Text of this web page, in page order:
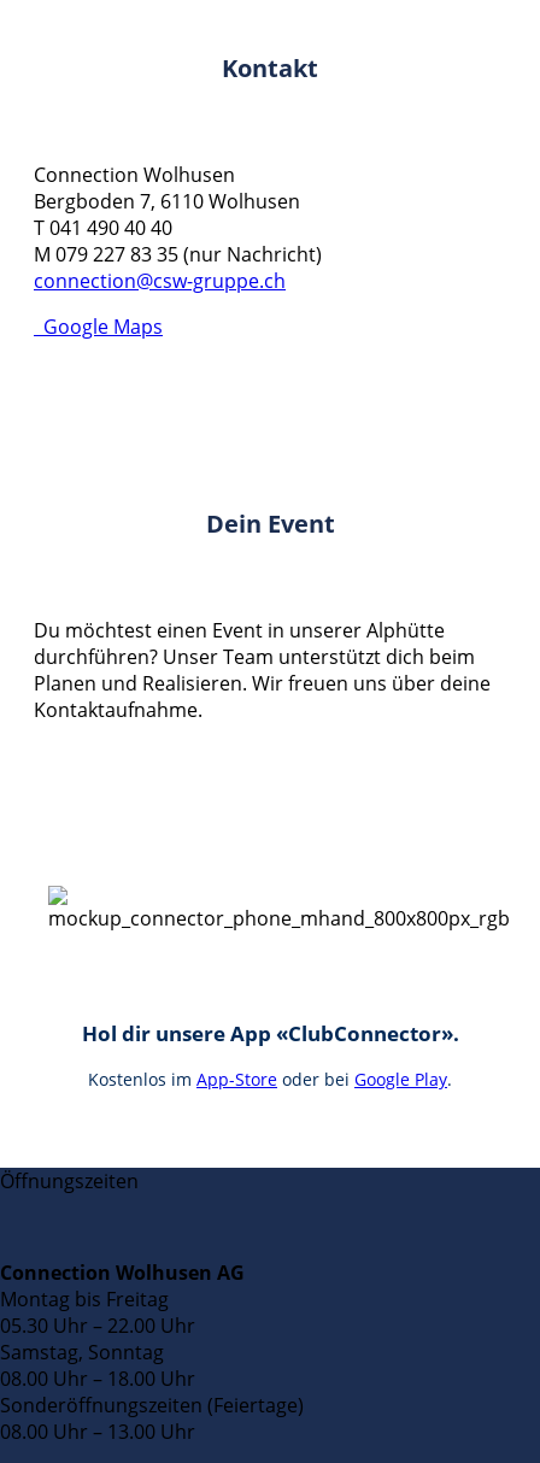
Kontakt
Connection Wolhusen
Bergboden 7, 6110 Wolhusen
T 041 490 40 40
M 079 227 83 35 (nur Nachricht)
connection@csw-gruppe.ch
Google Maps
Dein Event
Du möchtest einen Event in unserer Alphütte
durchführen? Unser Team unterstützt dich beim
Planen und Realisieren. Wir freuen uns über deine
Kontaktaufnahme.
Hol dir unsere App «ClubConnector».
Kostenlos im App-Store oder bei Google Play.
Öffnungszeiten
Connection Wolhusen AG
Montag bis Freitag
05.30 Uhr – 22.00 Uhr
Samstag, Sonntag
08.00 Uhr – 18.00 Uhr
Sonderöffnungszeiten (Feiertage)
08.00 Uhr – 13.00 Uhr